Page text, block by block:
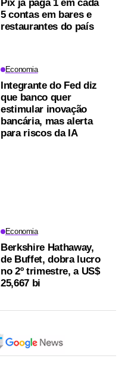
Pix já paga 1 em cada
5 contas em bares e
restaurantes do país
Economia
Integrante do Fed diz
que banco quer
estimular inovação
bancária, mas alerta
para riscos da IA
Economia
Berkshire Hathaway,
de Buffet, dobra lucro
no 2º trimestre, a US$
25,667 bi